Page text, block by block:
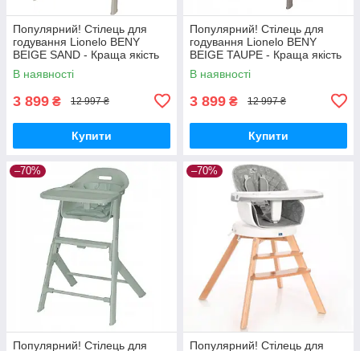
Популярний! Стілець для
годування Lionelo BENY
BEIGE SAND - Краща якість
тільки на Nukleon.com.ua
В наявності
3 899 ₴ 12 997 ₴
Купити
Популярний! Стілець для
годування Lionelo BENY
BEIGE TAUPE - Краща якість
тільки на Nukleon.com.ua
В наявності
3 899 ₴ 12 997 ₴
Купити
–70%
Популярний! Стілець для
–70%
Популярний! Стілець для